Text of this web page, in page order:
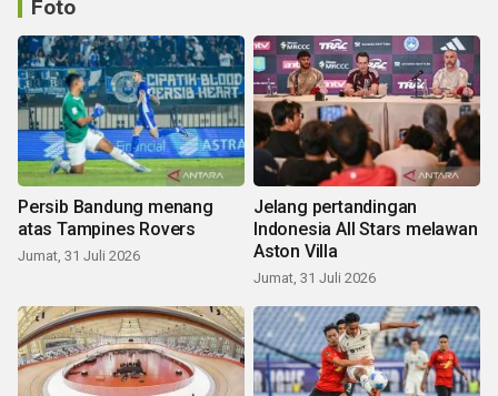
Foto
Persib Bandung menang
atas Tampines Rovers
Jumat, 31 Juli 2026
Jelang pertandingan
Indonesia All Stars melawan
Aston Villa
Jumat, 31 Juli 2026